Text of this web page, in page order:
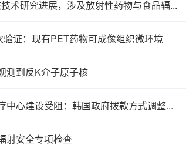
印尼BRIN展示核技术研究进展，涉及放射性药物与食品辐照应用
验证：现有PET药物可成像组织微环境
测到反K介子原子核
韩国蔚山质子治疗中心建设受阻：韩国政府拨款方式调整影响项目推进
射安全专项检查